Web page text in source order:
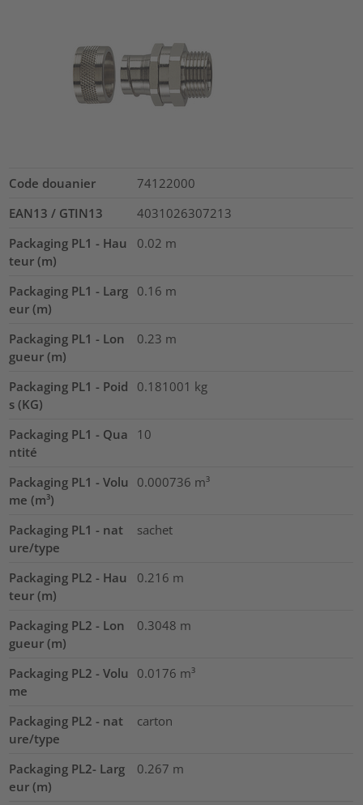
Code douanier
74122000
EAN13 / GTIN13
4031026307213
Packaging PL1 - Hau
teur (m)
0.02 m
Packaging PL1 - Larg
eur (m)
0.16 m
Packaging PL1 - Lon
gueur (m)
0.23 m
Packaging PL1 - Poid
s (KG)
0.181001 kg
Packaging PL1 - Qua
ntité
10
Packaging PL1 - Volu
me (m³)
0.000736 m³
Packaging PL1 - nat
ure/type
sachet
Packaging PL2 - Hau
teur (m)
0.216 m
Packaging PL2 - Lon
gueur (m)
0.3048 m
Packaging PL2 - Volu
me
0.0176 m³
Packaging PL2 - nat
ure/type
carton
Packaging PL2- Larg
eur (m)
0.267 m